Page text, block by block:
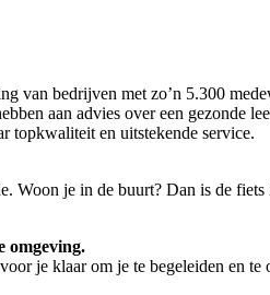
van bedrijven met zo’n 5.300
aan advies over een
topkwaliteit en uitstekende service.
Woon je in de buurt? Dan is de
omgeving.
je klaar om je te begeleiden en